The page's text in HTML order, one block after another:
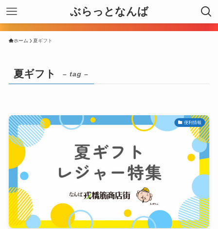
ぶらっとなんば
ホーム 夏ギフト
夏ギフト – tag –
便利情報